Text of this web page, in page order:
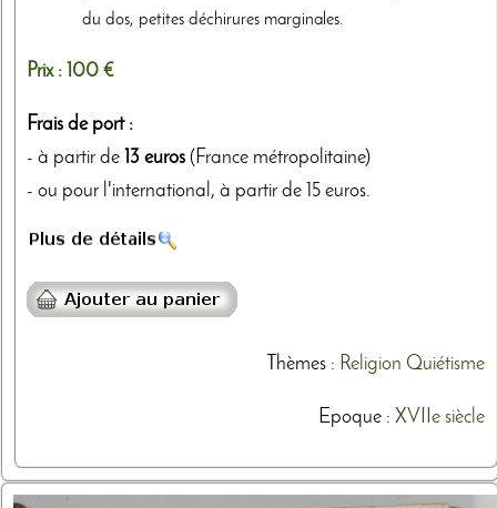
du dos, petites déchirures marginales.
Prix : 100 €
Frais de port :
- à partir de 13 euros (France métropolitaine)
- ou pour l'international, à partir de 15 euros.
Thèmes: Religion Quiétisme
Epoque : XVIIe siècle